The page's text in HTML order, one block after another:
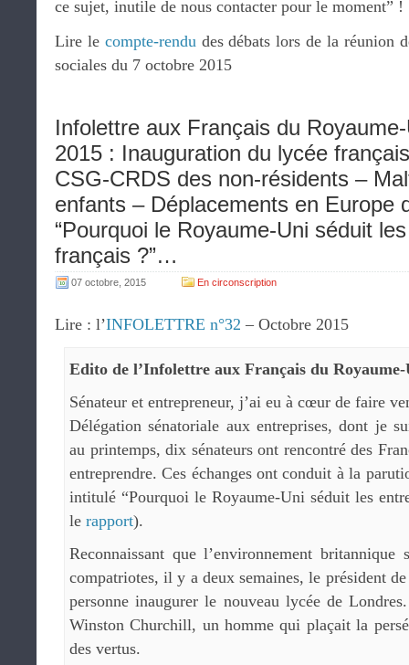
ce sujet, inutile de nous contacter pour le moment” !
Lire le compte-rendudes débats lors de la réunion
sociales du 7 octobre 2015
Infolettre aux Français du
2015 : Inauguration du lycée
CSG-CRDS des non-résidents –
enfants – Déplacements en Europe
“Pourquoi le Royaume-Uni séduit
français ?”…
07 octobre, 2015 En circonscription
Lire : l’INFOLETTRE n°32 – Octobre 2015
Edito de l’Infolettre aux Français du Royaume-
Sénateur et entrepreneur, j’ai eu à cœur de faire
Délégation sénatoriale aux entreprises, dont je
au printemps, dix sénateurs ont rencontré des
entreprendre. Ces échanges ont conduit à la
intitulé “Pourquoi le Royaume-Uni séduit les
le rapport).
Reconnaissant que l’environnement
compatriotes, il y a deux semaines, le président
personne inaugurer le nouveau lycée de
Winston Churchill, un homme qui plaçait la
des vertus.